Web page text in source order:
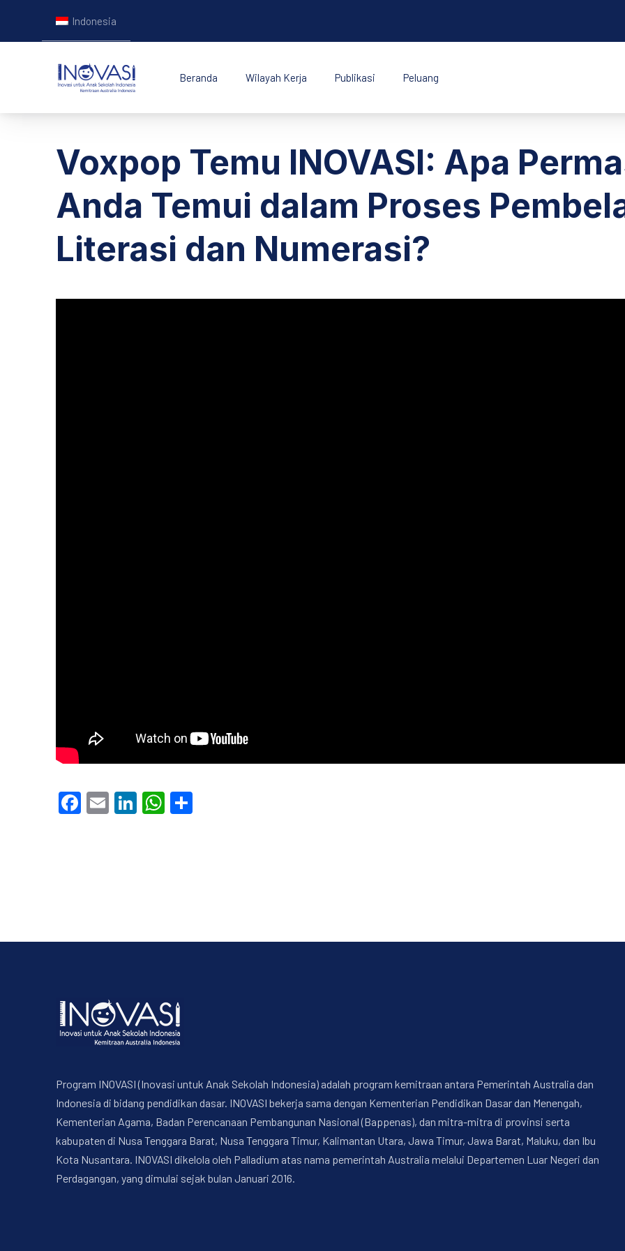
Indonesia
INOVASI - Untuk Anak Indonesia
Beranda Wilayah Kerja Publikasi Peluang
Voxpop Temu INOVASI: Apa
Anda Temui dalam Proses
Literasi dan Numerasi?
Facebook
EmailLinkedInWhatsApp
Program INOVASI (Inovasi untuk Anak Sekolah Indonesia) adalah program kemitraan antara Pemerintah Australia dan
Indonesia di bidang pendidikan dasar. INOVASI bekerja sama dengan Kementerian Pendidikan Dasar dan Menengah,
Kementerian Agama, Badan Perencanaan Pembangunan Nasional (Bappenas), dan mitra-mitra di provinsi serta
kabupaten di Nusa Tenggara Barat, Nusa Tenggara Timur, Kalimantan Utara, Jawa Timur, Jawa Barat, Maluku, dan Ibu
Kota Nusantara. INOVASI dikelola oleh Palladium atas nama pemerintah Australia melalui Departemen Luar Negeri dan
Perdagangan, yang dimulai sejak bulan Januari 2016.
PREVIOUS